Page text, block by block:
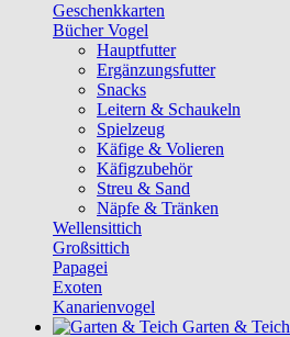
Geschenkkarten
Bücher Vogel
Hauptfutter
Ergänzungsfutter
Snacks
Leitern & Schaukeln
Spielzeug
Käfige & Volieren
Käfigzubehör
Streu & Sand
Näpfe & Tränken
Wellensittich
Großsittich
Papagei
Exoten
Kanarienvogel
Garten & Teich